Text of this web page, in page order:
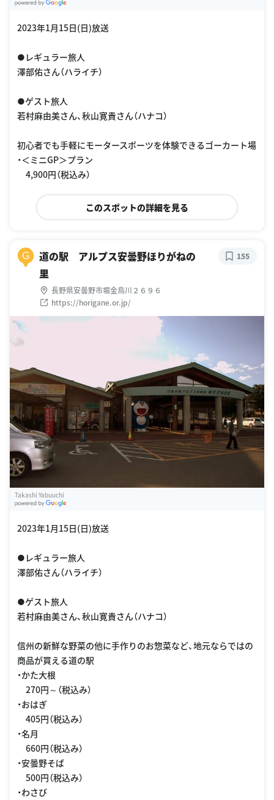
2023年1月15日(日)放送
●レギュラー旅人
澤部佑さん（ハライチ）
●ゲスト旅人
若村麻由美さん、秋山寛貴さん（ハナコ）
初心者でも手軽にモータースポーツを体験できるゴーカート場
・＜ミニGP＞プラン
4,900円（税込み）
このスポットの詳細を見る
G
道の駅 アルプス安曇野ほりがねの
里
長野県安曇野市堀金烏川２６９６
https://horigane.or.jp/
155
Takashi Yabuuchi
2023年1月15日(日)放送
●レギュラー旅人
澤部佑さん（ハライチ）
●ゲスト旅人
若村麻由美さん、秋山寛貴さん（ハナコ）
信州の新鮮な野菜の他に手作りのお惣菜など、地元ならではの
商品が買える道の駅
・かた大根
270円～（税込み）
・おはぎ
405円（税込み）
・名月
660円（税込み）
・安曇野そば
500円（税込み）
・わさび